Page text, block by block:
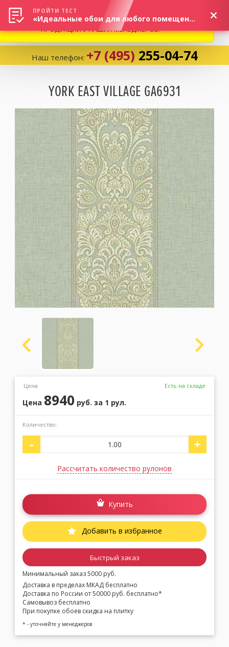
Корзина:0
Избранное:0 товаров
Каталог
Компания
Личный кабинет
Москва (сменить город)
Заказать обратный звонок
Наш телефон: +7 (495) 255-04-74
YORK EAST VILLAGE GA6931
Цена Есть на складе
Цена 8940 руб. за 1 рул.
Количество:
- +
Рассчитать количество рулонов
Купить
Добавить в избранное
Быстрый заказ
Минимальный заказ 5000 руб.
Доставка в пределах МКАД бесплатно
Доставка по России от 50000 руб. бесплатно*
Самовывоз бесплатно
При покупке обоев скидка на плитку
* - уточняйте у менеджеров
ВНИМАНИЕ! В СВЯЗИ С СИТУАЦИЕЙ НА РЫНКЕ, ПРОСИМ
УТОЧНЯТЬ АКТУАЛЬНУЮ СТОИМОСТЬ И НАЛИЧИЕ
ПРОДУКЦИИ У НАШИХ МЕНЕДЖЕРОВ.
ПРОЙТИ ТЕСТ
«Идеальные обои для любого помещения!»